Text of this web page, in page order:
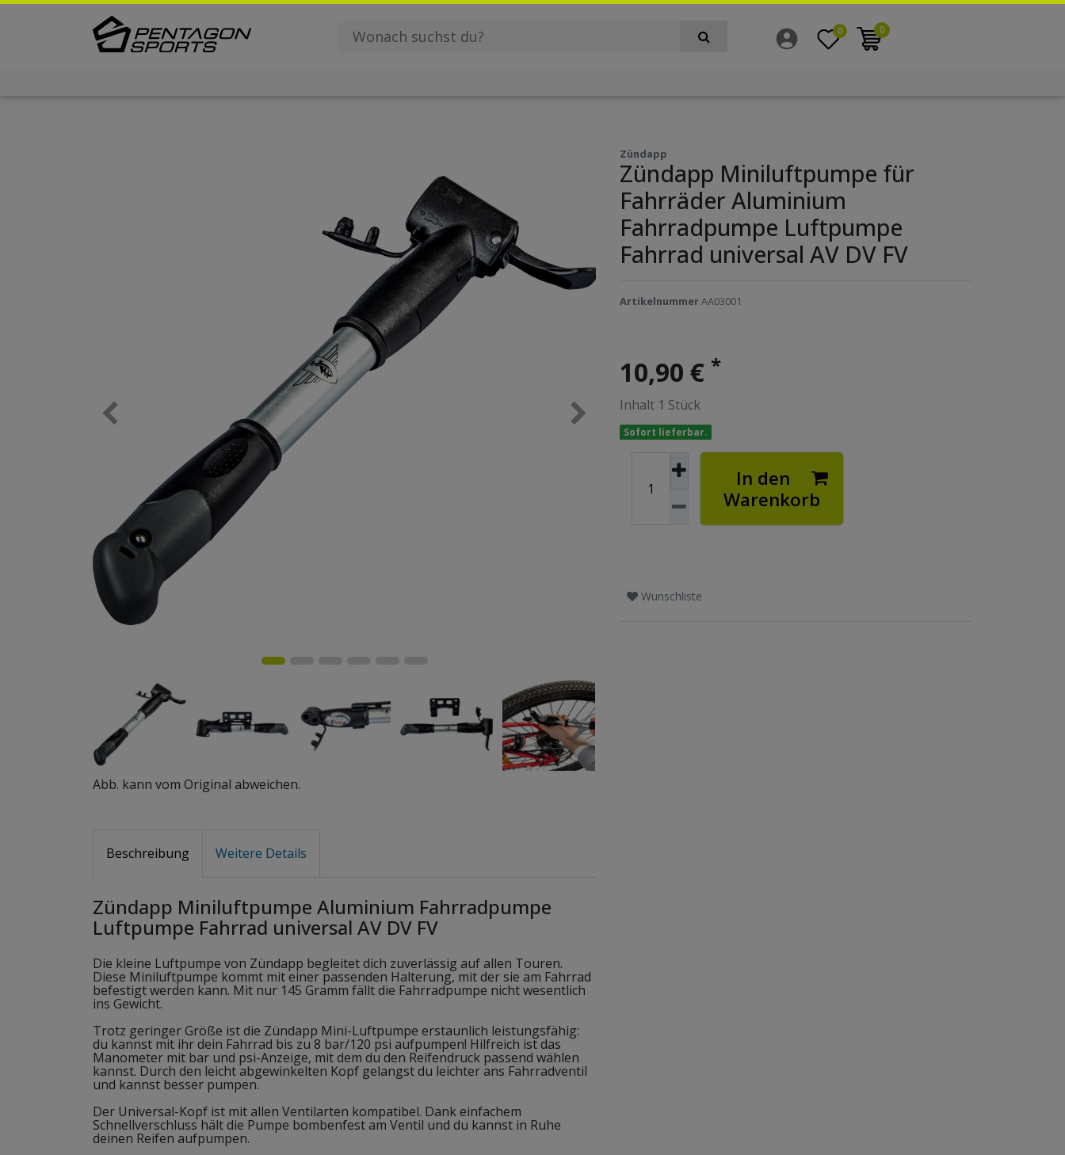
0 0
Abb. kann vom Original abweichen.
Zündapp
Zündapp Miniluftpumpe für
Fahrräder Aluminium
Fahrradpumpe Luftpumpe
Fahrrad universal AV DV FV
ArtikelnummerAA03001
10,90 € *
Inhalt 1 Stück
Sofort lieferbar.
In den
Warenkorb
Wunschliste
Beschreibung Weitere Details
Zündapp Miniluftpumpe Aluminium Fahrradpumpe
Luftpumpe Fahrrad universal AV DV FV
Die kleine Luftpumpe von Zündapp begleitet dich zuverlässig auf allen Touren.
Diese Miniluftpumpe kommt mit einer passenden Halterung, mit der sie am Fahrrad
befestigt werden kann. Mit nur 145 Gramm fällt die Fahrradpumpe nicht wesentlich
ins Gewicht.
Trotz geringer Größe ist die Zündapp Mini-Luftpumpe erstaunlich leistungsfähig:
du kannst mit ihr dein Fahrrad bis zu 8 bar/120 psi aufpumpen! Hilfreich ist das
Manometer mit bar und psi-Anzeige, mit dem du den Reifendruck passend wählen
kannst. Durch den leicht abgewinkelten Kopf gelangst du leichter ans Fahrradventil
und kannst besser pumpen.
Der Universal-Kopf ist mit allen Ventilarten kompatibel. Dank einfachem
Schnellverschluss hält die Pumpe bombenfest am Ventil und du kannst in Ruhe
deinen Reifen aufpumpen.